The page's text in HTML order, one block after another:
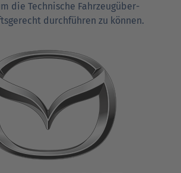
die Technische Fahrzeug­über­
durchführen zu können.